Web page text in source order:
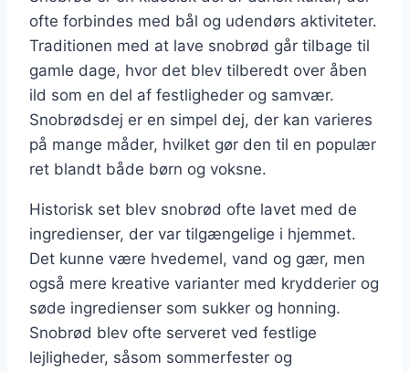
ofte forbindes med bål og udendørs aktiviteter.
Traditionen med at lave snobrød går tilbage til
gamle dage, hvor det blev tilberedt over åben
ild som en del af festligheder og samvær.
Snobrødsdej er en simpel dej, der kan varieres
på mange måder, hvilket gør den til en populær
ret blandt både børn og voksne.
Historisk set blev snobrød ofte lavet med de
ingredienser, der var tilgængelige i hjemmet.
Det kunne være hvedemel, vand og gær, men
også mere kreative varianter med krydderier og
søde ingredienser som sukker og honning.
Snobrød blev ofte serveret ved festlige
lejligheder, såsom sommerfester og